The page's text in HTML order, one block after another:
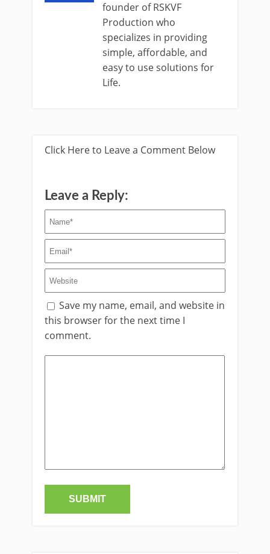
founder of RSKVF
Production who
specializes in providing
simple, affordable, and
easy to use solutions for
Life.
Click Here to Leave a Comment Below
Leave a Reply:
Save my name, email, and website in
this browser for the next time I
comment.